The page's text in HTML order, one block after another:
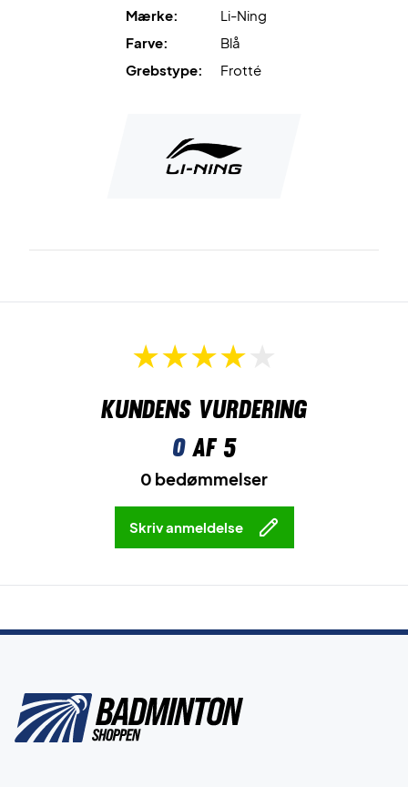
Mærke:
Li-Ning
Farve:
Blå
Grebstype:
Frotté
Kundens vurdering
0af 5
0 bedømmelser
Skriv anmeldelse